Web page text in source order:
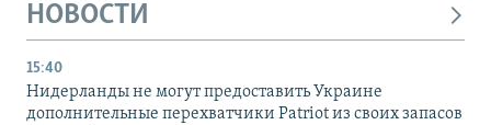
НОВОСТИ
15:40
Нидерланды не могут предоставить Украине
дополнительные перехватчики Patriot из своих запасов